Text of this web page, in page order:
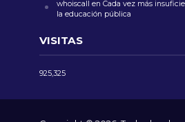
whoiscall en Cada vez más
la educación pública
VISITAS
925,325